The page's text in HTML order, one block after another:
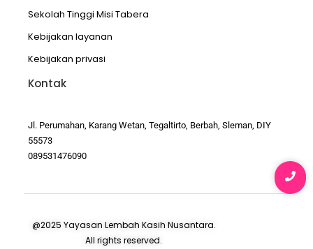
Sekolah Tinggi Misi Tabera
Kebijakan layanan
Kebijakan privasi
Kontak
Jl. Perumahan, Karang Wetan, Tegaltirto, Berbah, Sleman, DIY
55573
089531476090
@2025 Yayasan Lembah Kasih Nusantara.
All rights reserved.